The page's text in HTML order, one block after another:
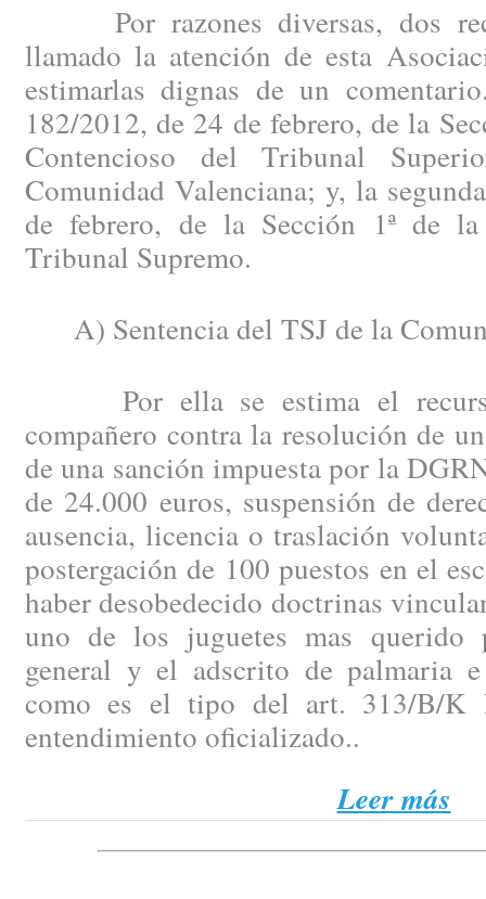
Por razones diversas, dos
llamado la atención de esta
estimarlas dignas de un
182/2012, de 24 de febrero, de la
Contencioso del Tribunal
Comunidad Valenciana; y, la
de febrero, de la Sección 1ª de
Tribunal Supremo.
A) Sentencia del TSJ de la
Por ella se estima el
compañero contra la resolución de
de una sanción impuesta por la
de 24.000 euros, suspensión de
ausencia, licencia o traslación
postergación de 100 puestos en el
haber desobedecido doctrinas
uno de los juguetes mas querido
general y el adscrito de palmaria
como es el tipo del art. 313/B/K
entendimiento oficializado..
Leer más